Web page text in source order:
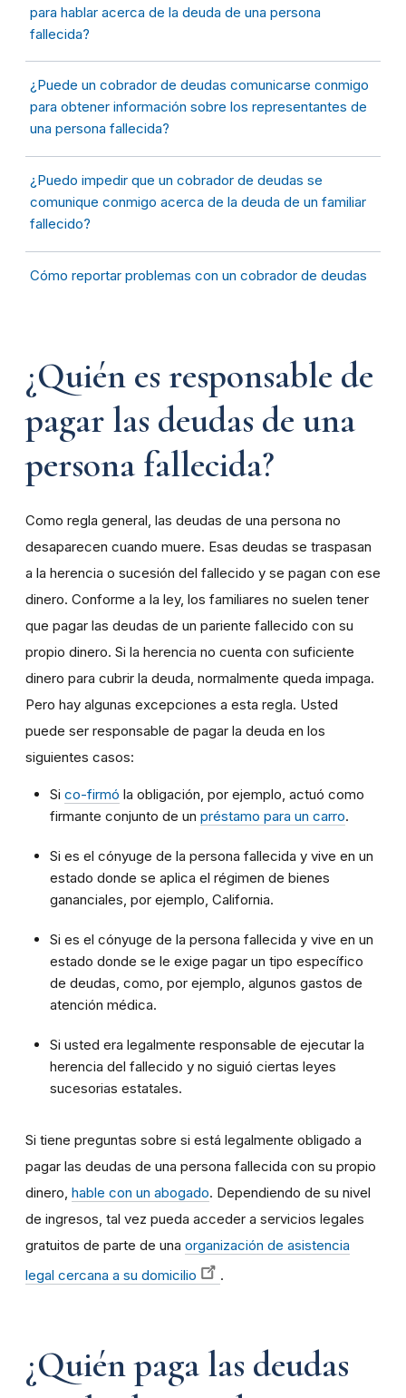
para hablar acerca de la deuda de una persona
fallecida?
¿Puede un cobrador de deudas comunicarse conmigo
para obtener información sobre los representantes de
una persona fallecida?
¿Puedo impedir que un cobrador de deudas se
comunique conmigo acerca de la deuda de un familiar
fallecido?
Cómo reportar problemas con un cobrador de deudas
¿Quién es responsable de
pagar las deudas de una
persona fallecida?
Como regla general, las deudas de una persona no
desaparecen cuando muere. Esas deudas se traspasan
a la herencia o sucesión del fallecido y se pagan con ese
dinero. Conforme a la ley, los familiares no suelen tener
que pagar las deudas de un pariente fallecido con su
propio dinero. Si la herencia no cuenta con suficiente
dinero para cubrir la deuda, normalmente queda impaga.
Pero hay algunas excepciones a esta regla. Usted
puede ser responsable de pagar la deuda en los
siguientes casos:
Si co-firmó la obligación, por ejemplo, actuó como
firmante conjunto de un préstamo para un carro.
Si es el cónyuge de la persona fallecida y vive en un
estado donde se aplica el régimen de bienes
gananciales, por ejemplo, California.
Si es el cónyuge de la persona fallecida y vive en un
estado donde se le exige pagar un tipo específico
de deudas, como, por ejemplo, algunos gastos de
atención médica.
Si usted era legalmente responsable de ejecutar la
herencia del fallecido y no siguió ciertas leyes
sucesorias estatales.
Si tiene preguntas sobre si está legalmente obligado a
pagar las deudas de una persona fallecida con su propio
dinero, hable con un abogado. Dependiendo de su nivel
de ingresos, tal vez pueda acceder a servicios legales
gratuitos de parte de una organización de asistencia
legal cercana a su domicilio
.
¿Quién paga las deudas